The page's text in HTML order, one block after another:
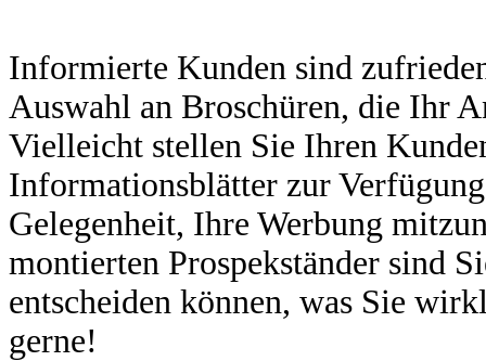
Informierte Kunden sind
Auswahl an Broschüren, die Ihr
Vielleicht stellen Sie Ihren
Informationsblätter zur
Gelegenheit, Ihre Werbung
montierten Prospekständer sind
entscheiden können, was Sie
gerne!